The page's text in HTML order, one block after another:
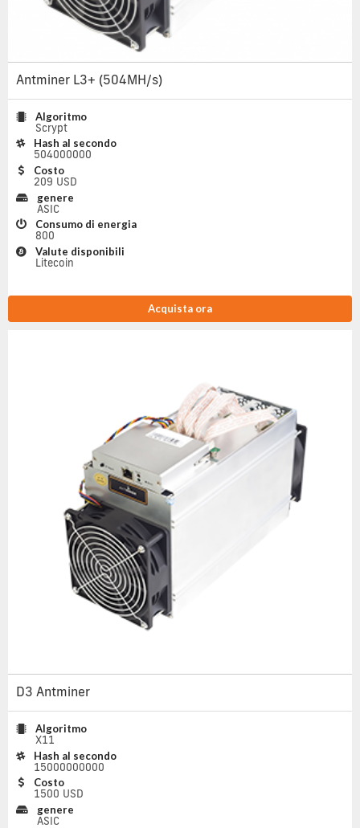
Antminer L3+ (504MH/s)
Algoritmo
Scrypt
Hash al secondo
504000000
Costo
209 USD
genere
ASIC
Consumo di energia
800
Valute disponibili
Litecoin
Acquista ora
D3 Antminer
Algoritmo
X11
Hash al secondo
15000000000
Costo
1500 USD
genere
ASIC